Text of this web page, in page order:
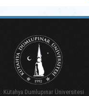
Kütahya Dumlupınar Üniversitesi